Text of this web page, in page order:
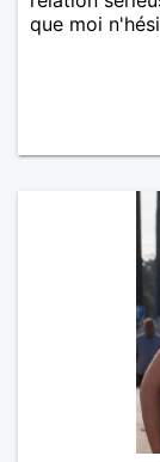
que moi